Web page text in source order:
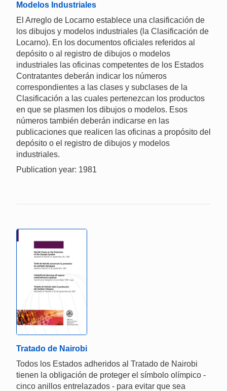
Modelos Industriales
El Arreglo de Locarno establece una clasificación de
los dibujos y modelos industriales (la Clasificación de
Locarno). En los documentos oficiales referidos al
depósito o al registro de dibujos o modelos
industriales las oficinas competentes de los Estados
Contratantes deberán indicar los números
correspondientes a las clases y subclases de la
Clasificación a las cuales pertenezcan los productos
en que se plasmen los dibujos o modelos. Esos
números también deberán indicarse en las
publicaciones que realicen las oficinas a propósito del
depósito o el registro de dibujos y modelos
industriales.
Publication year: 1981
Tratado de Nairobi
Todos los Estados adheridos al Tratado de Nairobi
tienen la obligación de proteger el símbolo olímpico -
cinco anillos entrelazados - para evitar que sea